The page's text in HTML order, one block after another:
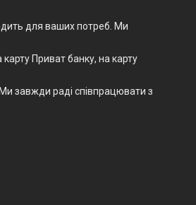
для ваших потреб. Ми
Приват банку, на карту
завжди раді співпрацювати з